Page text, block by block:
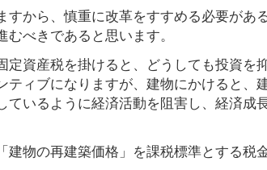
から、慎重に改革をすすめる必要があ
べきであると思います。
資産税を掛けると、どうしても投資を
ィブになりますが、建物にかけると、
いるように経済活動を阻害し、経済成
物の再建築価格」を課税標準とする税